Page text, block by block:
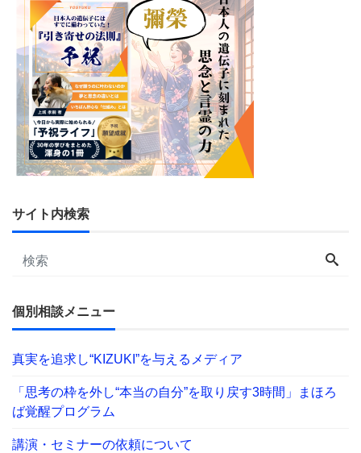
サイト内検索
個別相談メニュー
真実を追求し“KIZUKI”を与えるメディア
「思考の枠を外し“本当の自分”を取り戻す3時間」まほろ
ば覚醒プログラム
講演・セミナーの依頼について